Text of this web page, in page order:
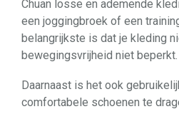
Chuan losse en ademende
een joggingbroek of een
belangrijkste is dat je kleding
bewegingsvrijheid niet beperkt.
Daarnaast is het ook
comfortabele schoenen te